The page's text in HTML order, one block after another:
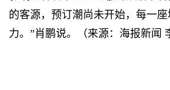
的客源，预订潮尚未开始，每一座
力。”肖鹏说。（来源：海报新闻